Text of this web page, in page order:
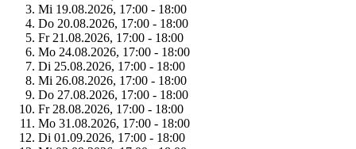
Mi 19.08.2026, 17:00 - 18:00
Do 20.08.2026, 17:00 - 18:00
Fr 21.08.2026, 17:00 - 18:00
Mo 24.08.2026, 17:00 - 18:00
Di 25.08.2026, 17:00 - 18:00
Mi 26.08.2026, 17:00 - 18:00
Do 27.08.2026, 17:00 - 18:00
Fr 28.08.2026, 17:00 - 18:00
Mo 31.08.2026, 17:00 - 18:00
Di 01.09.2026, 17:00 - 18:00